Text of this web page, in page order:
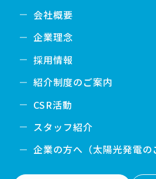
会社概要
企業理念
採用情報
紹介制度のご案内
CSR活動
スタッフ紹介
企業の方へ（太陽光発電の